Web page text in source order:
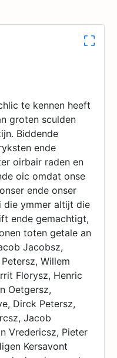
te kennen heeft
groten sculden
Biddende
ende
oirbair raden en
oic omdat onse
ende onser
die ymmer altijt die
ende gemachtigt,
toten getale an
Jacobsz,
Willem
Florysz, Henric
Oetgersz,
Dirck Petersz,
Jacob
Vredericsz, Pieter
Kersavont